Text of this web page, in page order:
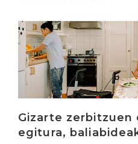
Gizarte zerbitzuen
egitura,